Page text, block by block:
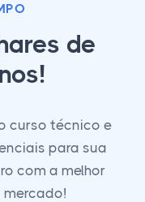
de
curso técnico e
para sua
com a melhor